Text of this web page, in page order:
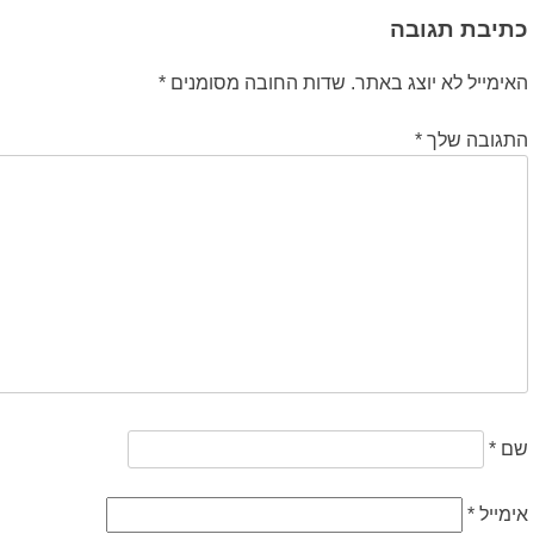
כתיבת תגובה
האימייל לא יוצג באתר. שדות החובה מסומנים *
התגובה שלך *
שם *
אימייל *